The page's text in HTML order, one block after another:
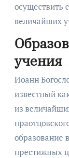
осуществить
величайших
учения
Иоанн
известный
из
образование
престижных